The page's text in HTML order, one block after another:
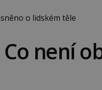
o lidském těle
není